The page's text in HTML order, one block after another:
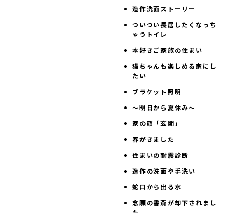
造作洗面ストーリー
ついつい長居したくなっち
ゃうトイレ
本好きご家族の住まい
猫ちゃんも楽しめる家にし
たい
ブラケット照明
～明日から夏休み～
家の顔「玄関」
春がきました
住まいの耐震診断
造作の洗面や手洗い
蛇口から出る水
念願の書斎が却下されまし